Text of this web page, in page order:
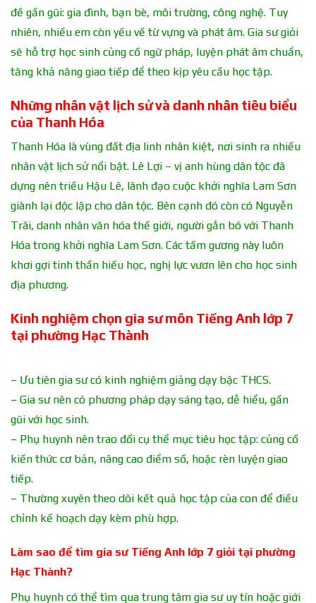
đề gần gũi: gia đình, bạn bè, môi trường, công nghệ. Tuy
nhiên, nhiều em còn yếu về từ vựng và phát âm. Gia sư giỏi
sẽ hỗ trợ học sinh củng cố ngữ pháp, luyện phát âm chuẩn,
tăng khả năng giao tiếp để theo kịp yêu cầu học tập.
Những nhân vật lịch sử và danh nhân tiêu biểu
của Thanh Hóa
Thanh Hóa là vùng đất địa linh nhân kiệt, nơi sinh ra nhiều
nhân vật lịch sử nổi bật. Lê Lợi – vị anh hùng dân tộc đã
dựng nên triều Hậu Lê, lãnh đạo cuộc khởi nghĩa Lam Sơn
giành lại độc lập cho dân tộc. Bên cạnh đó còn có Nguyễn
Trãi, danh nhân văn hóa thế giới, người gắn bó với Thanh
Hóa trong khởi nghĩa Lam Sơn. Các tấm gương này luôn
khơi gợi tinh thần hiếu học, nghị lực vươn lên cho học sinh
địa phương.
Kinh nghiệm chọn gia sư môn Tiếng Anh lớp 7
tại phường Hạc Thành
– Ưu tiên gia sư có kinh nghiệm giảng dạy bậc THCS.
– Gia sư nên có phương pháp dạy sáng tạo, dễ hiểu, gần
gũi với học sinh.
– Phụ huynh nên trao đổi cụ thể mục tiêu học tập: củng cố
kiến thức cơ bản, nâng cao điểm số, hoặc rèn luyện giao
tiếp.
– Thường xuyên theo dõi kết quả học tập của con để điều
chỉnh kế hoạch dạy kèm phù hợp.
Làm sao để tìm gia sư Tiếng Anh lớp 7 giỏi tại phường
Hạc Thành?
Phụ huynh có thể tìm qua trung tâm gia sư uy tín hoặc giới